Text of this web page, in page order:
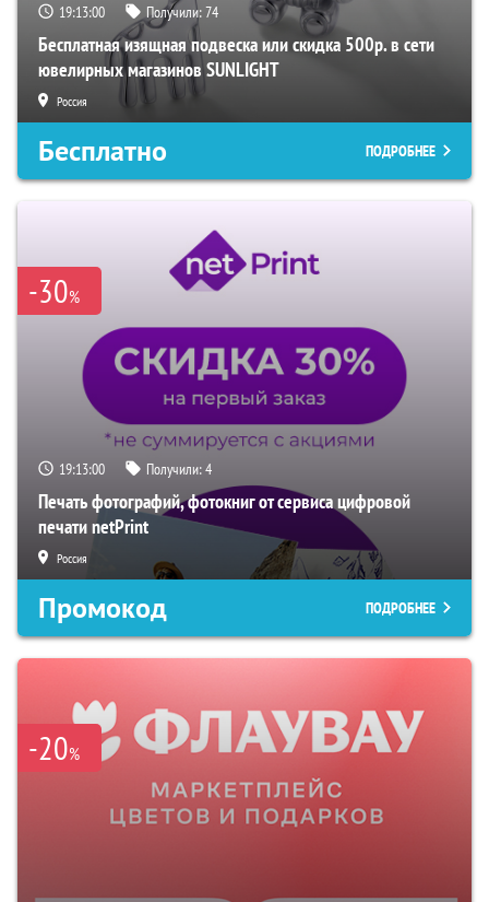
19:12:59 Получили:74
Бесплатная изящная подвеска или скидка 500р. в сети
ювелирных магазинов SUNLIGHT
Россия
Бесплатно ПОДРОБНЕЕ
-30%
19:12:59 Получили:4
Печать фотографий, фотокниг от сервиса цифровой
печати netPrint
Россия
Промокод ПОДРОБНЕЕ
-20%